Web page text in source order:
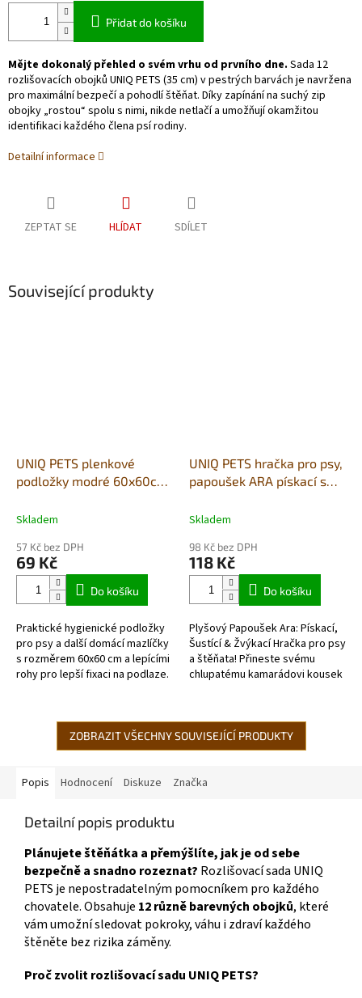
Přidat do košíku
Mějte dokonalý přehled o svém vrhu od prvního dne. Sada 12
rozlišovacích obojků UNIQ PETS (35 cm) v pestrých barvách je navržena
pro maximální bezpečí a pohodlí štěňat. Díky zapínání na suchý zip
obojky „rostou“ spolu s nimi, nikde netlačí a umožňují okamžitou
identifikaci každého člena psí rodiny.
Detailní informace
ZEPTAT SE HLÍDAT SDÍLET
Související produkty
UNIQ PETS plenkové
podložky modré 60x60cm
(24ks karton)
Skladem
57 Kč bez DPH
69 Kč
Do košíku
Praktické hygienické podložky
pro psy a další domácí mazlíčky
s rozměrem 60x60 cm a lepícími
rohy pro lepší fixaci na podlaze.
UNIQ PETS hračka pro psy,
papoušek ARA pískací s
16x10x30cm
Skladem
98 Kč bez DPH
118 Kč
Do košíku
Plyšový Papoušek Ara: Pískací,
Šustící & Žvýkací Hračka pro psy
a štěňata! Přineste svému
chlupatému kamarádovi kousek
ZOBRAZIT VŠECHNY SOUVISEJÍCÍ PRODUKTY
Popis Hodnocení Diskuze Značka
Detailní popis produktu
Plánujete štěňátka a přemýšlíte, jak je od sebe
bezpečně a snadno rozeznat? Rozlišovací sada UNIQ
PETS je nepostradatelným pomocníkem pro každého
chovatele. Obsahuje 12 různě barevných obojků, které
vám umožní sledovat pokroky, váhu i zdraví každého
štěněte bez rizika záměny.
Proč zvolit rozlišovací sadu UNIQ PETS?